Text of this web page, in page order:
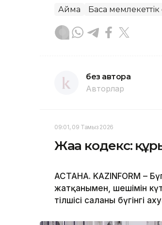
Аймақ Басқа
без автора
Авторлар
09:01, 09 Тамыз 2026
Жаңа кодекс:
АСТАНА. KAZINFORM –
жатқанымен, шешімін
тілшісі саланың бүгінгі